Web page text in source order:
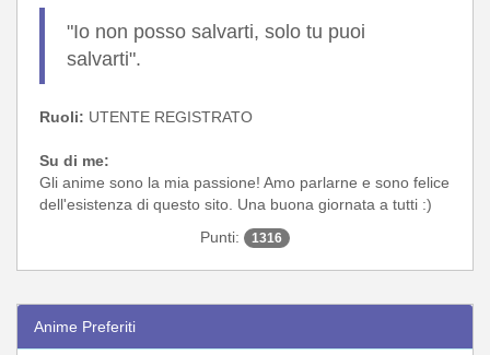
"Io non posso salvarti, solo tu puoi
salvarti".
Ruoli: UTENTE REGISTRATO
Su di me:
Gli anime sono la mia passione! Amo parlarne e sono felice
dell'esistenza di questo sito. Una buona giornata a tutti :)
Punti:
1316
Anime Preferiti